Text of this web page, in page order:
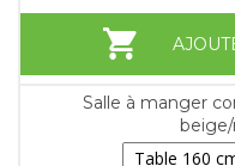
Salle à manger